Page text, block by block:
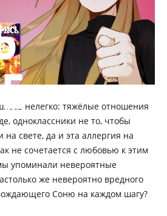
нелегко: тяжёлые отношения
одноклассники не то, чтобы
свете, да и эта аллергия на
не сочетается с любовью к этим
упоминали невероятные
же невероятно вредного
Соню на каждом шагу?